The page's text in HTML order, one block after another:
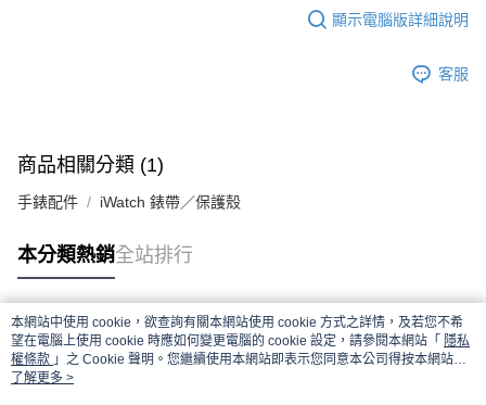
顯示電腦版詳細說明
客服
商品相關分類 (1)
手錶配件 iWatch 錶帶／保護殼
本分類熱銷全站排行
熱門標籤
本網站中使用 cookie，欲查詢有關本網站使用 cookie 方式之詳情，及若您不希
望在電腦上使用 cookie 時應如何變更電腦的 cookie 設定，請參閱本網站「 隱私
權條款 」之 Cookie 聲明。您繼續使用本網站即表示您同意本公司得按本網站使
用條款之 Cookie 聲明使用 cookie。
了解更多 >